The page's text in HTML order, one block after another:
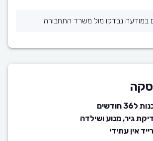
במודעה נבדקו מול משרד התחבורה
חודשים
גיר, מנוע ושילדה
אין עתידי